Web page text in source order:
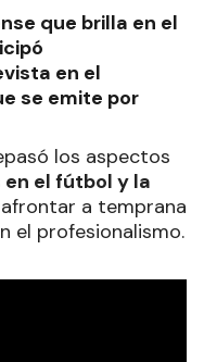
que brilla en el
en el
se emite por
los aspectos
en el fútbol y la
a temprana
el profesionalismo.